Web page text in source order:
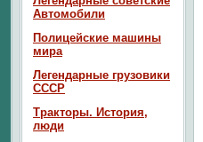
Автомобили
Полицейские машины
мира
Легендарные грузовики
СССР
Тракторы. История,
люди